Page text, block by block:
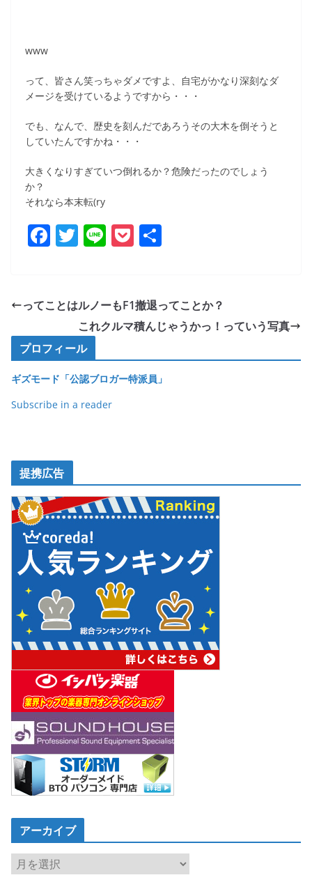
www
って、皆さん笑っちゃダメですよ、自宅がかなり深刻なダ
メージを受けているようですから・・・
でも、なんで、歴史を刻んだであろうその大木を倒そうと
していたんですかね・・・
大きくなりすぎていつ倒れるか？危険だったのでしょう
か？
それなら本末転(ry
F
e
o
o
k
T
er
Li P
et
ってことはルノーもF1撤退ってことか？
これクルマ積んじゃうかっ！っていう写真
プロフィール
ギズモード「公認ブロガー特派員」
Subscribe in a reader
提携広告
アーカイブ
ア
ー